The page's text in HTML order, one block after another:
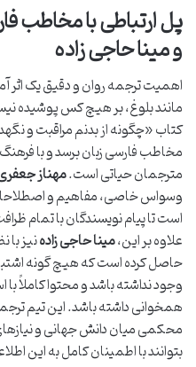
پل ارتباطی با مخاطب
و مینا حاجی زاده
اهمیت ترجمه روان و دقیق یک
مانند بلوغ، بر هیچ کس پوشیده
کتاب «چگونه از بدنم مراقبت و
مخاطب فارسی زبان برسد و با
مترجمان حیاتی است.مهناز
وسواس خاصی، مفاهیم و اصطلاحات
است تا پیام نویسندگان با تمام
علاوه بر این،مینا حاجی زادهنیز
حاصل کرده است که هیچ گونه
وجود نداشته باشد و محتوا کاملاً
همخوانی داشته باشد. این تیم
محکمی میان دانش جهانی و نیازهای
بتوانند با اطمینان کامل به این